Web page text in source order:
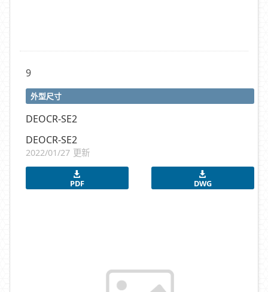
9
外型尺寸
DEOCR-SE2
DEOCR-SE2
2022/01/27 更新
PDF DWG